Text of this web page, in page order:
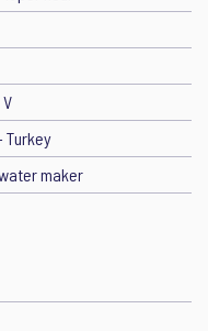
Turkey
maker